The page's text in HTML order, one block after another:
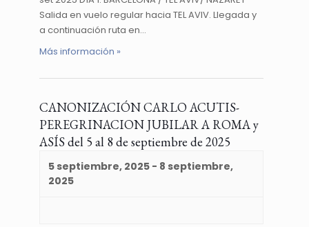
Salida en vuelo regular hacia TEL AVIV. Llegada y
a continuación ruta en…
Más información »
CANONIZACIÓN CARLO ACUTIS-
PEREGRINACION JUBILAR A ROMA y
ASÍS del 5 al 8 de septiembre de 2025
5 septiembre, 2025- 8 septiembre,
2025